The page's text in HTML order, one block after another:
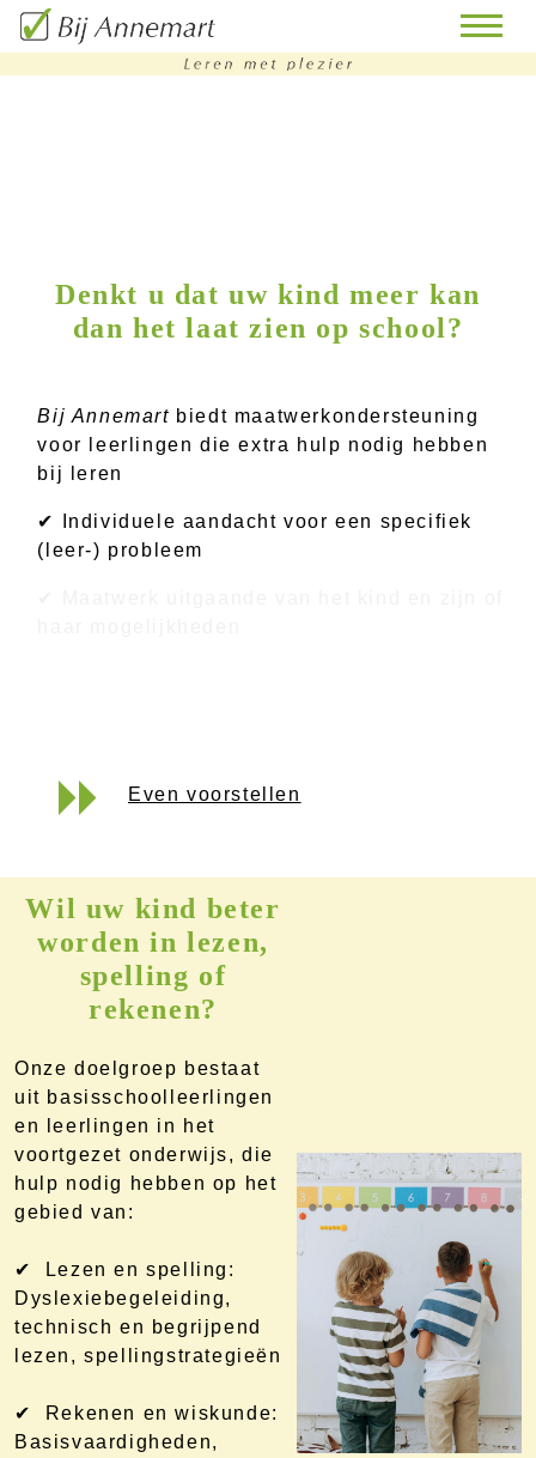
bijles
huiswerkbegeleiding
training
contact
Denkt u dat uw kind meer kan
dan het laat zien op school?
Bij Annemart biedt maatwerkondersteuning
voor leerlingen die extra hulp nodig hebben
bij leren
✔ Individuele aandacht voor een specifiek
(leer-) probleem
Even voorstellen
Wil uw kind beter
worden in lezen,
spelling of
rekenen?
Onze doelgroep bestaat
uit basisschoolleerlingen
en leerlingen in het
voortgezet onderwijs, die
hulp nodig hebben op het
gebied van:
✔ Lezen en spelling:
Dyslexiebegeleiding,
technisch en begrijpend
lezen, spellingstrategieën
✔ Rekenen en wiskunde:
Basisvaardigheden,